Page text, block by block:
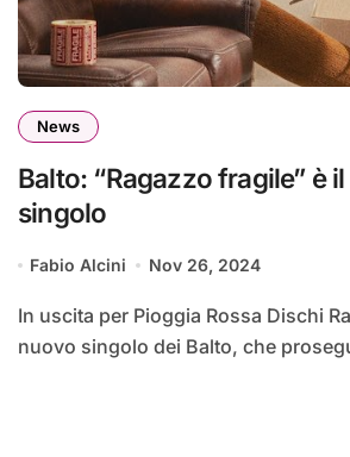
News
Balto: “Ragazzo fragile” è
singolo
Fabio Alcini Nov 26, 2024
In uscita per Pioggia Rossa Dischi Ragazzo fragile è il
nuovo singolo dei Balto, che